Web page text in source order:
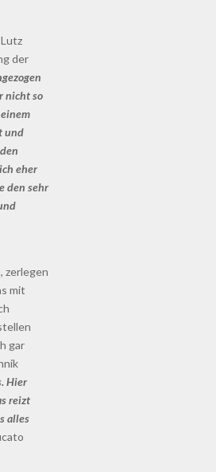
der
nicht so
und
eher
den sehr
zerlegen
mit
gar
Hier
reizt
alles